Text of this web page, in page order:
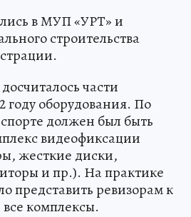
в МУП «УРТ» и
строительства
части
году оборудования. По
должен был быть
видеофиксации
жесткие диски,
и пр.). На практике
представить ревизорам к
комплексы.